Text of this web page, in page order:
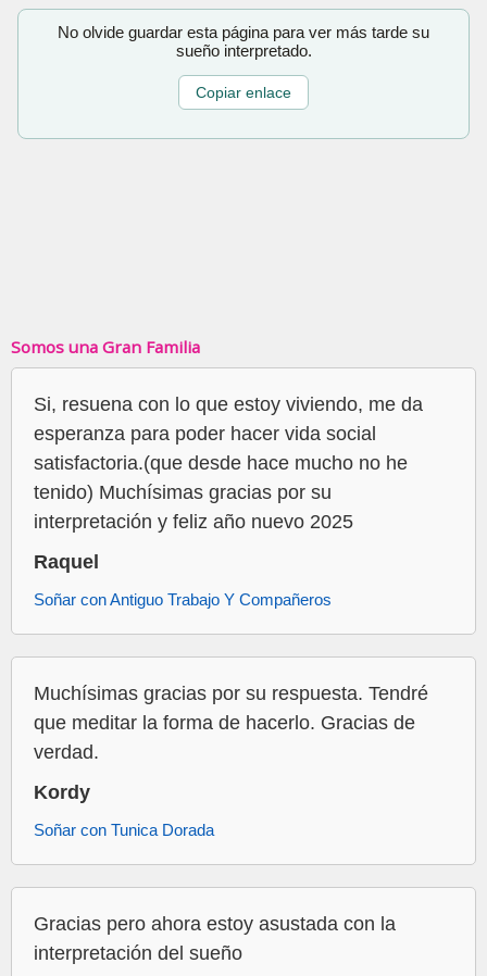
No olvide guardar esta página para ver más tarde su
sueño interpretado.
Copiar enlace
Somos una Gran Familia
Si, resuena con lo que estoy viviendo, me da
esperanza para poder hacer vida social
satisfactoria.(que desde hace mucho no he
tenido) Muchísimas gracias por su
interpretación y feliz año nuevo 2025
Raquel
Soñar con Antiguo Trabajo Y Compañeros
Muchísimas gracias por su respuesta. Tendré
que meditar la forma de hacerlo. Gracias de
verdad.
Kordy
Soñar con Tunica Dorada
Gracias pero ahora estoy asustada con la
interpretación del sueño